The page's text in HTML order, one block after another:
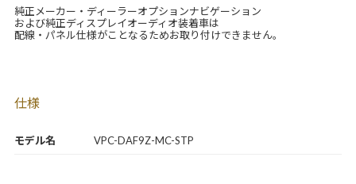
モデル名 VPC-DAF9Z-MC-STP
純正メーカー・ディーラーオプションナビゲーション
および純正ディスプレイオーディオ装着車は
配線・パネル仕様がことなるためお取り付けできません。
仕様